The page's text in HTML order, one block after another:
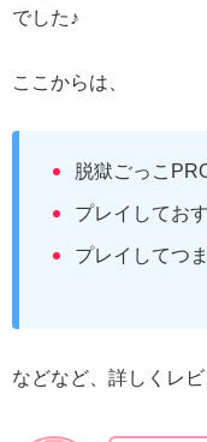
でした♪
ここからは、
脱獄ごっこ
プレイしてお
プレイしてつ
などなど、詳しくレ